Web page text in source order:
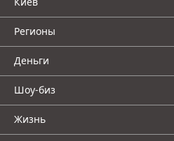
Регионы
Деньги
Шоу-биз
Жизнь